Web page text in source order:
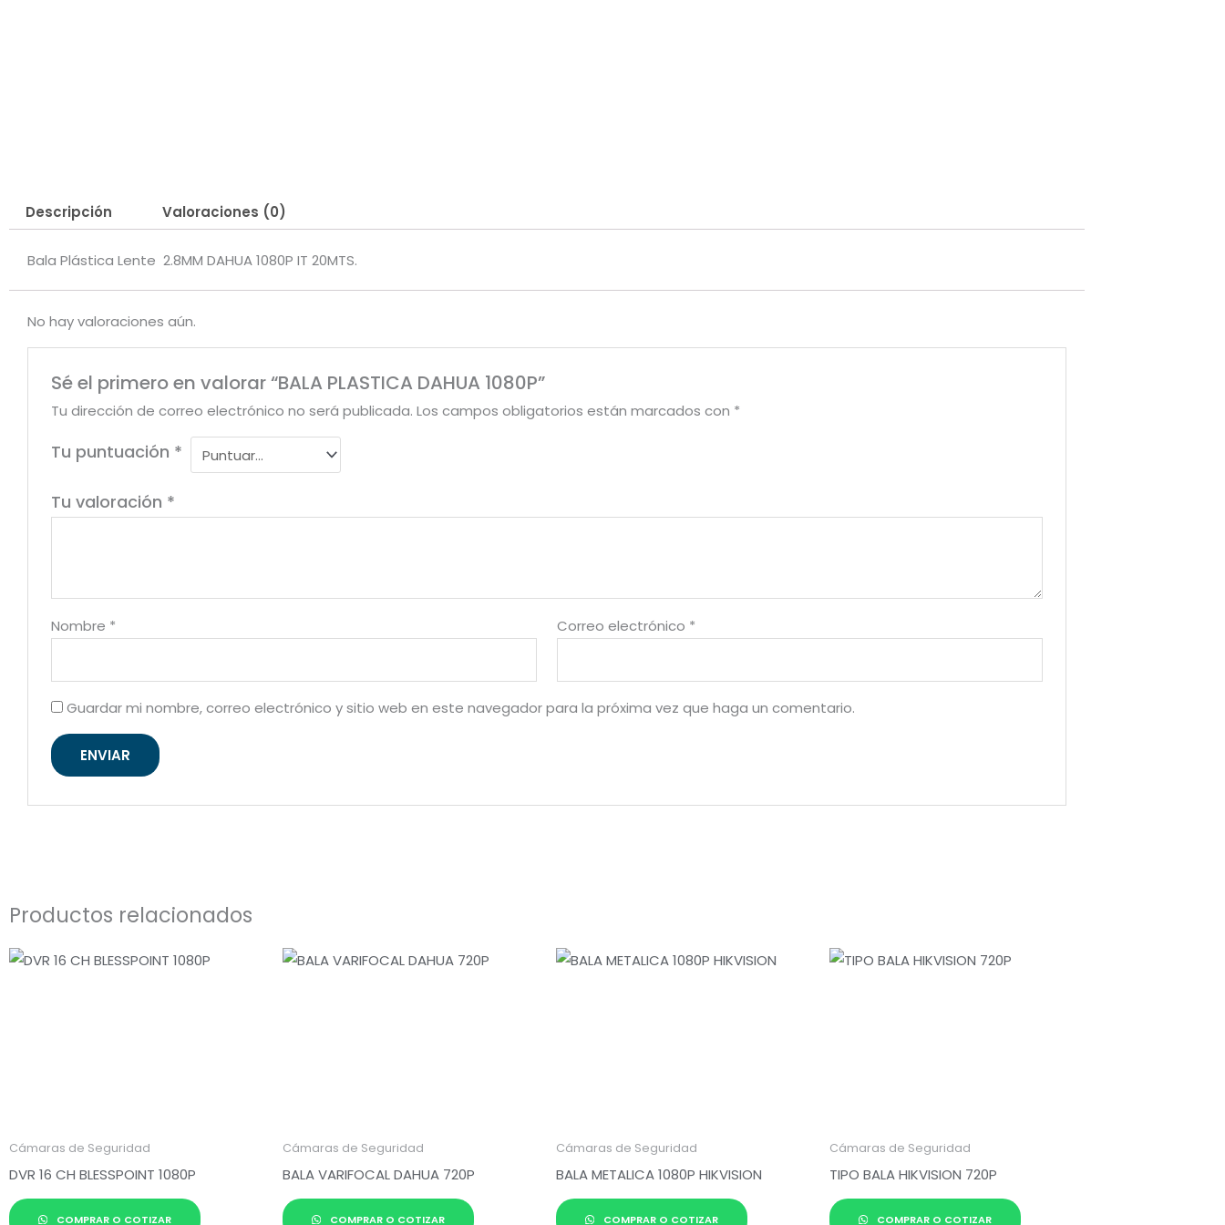
Descripción Valoraciones (0)
Bala Plástica Lente 2.8MM DAHUA 1080P IT 20MTS.
No hay valoraciones aún.
Sé el primero en valorar “BALA PLASTICA DAHUA 1080P”
Tu dirección de correo electrónico no será publicada. Los campos obligatorios están marcados con *
Tu puntuación *
Tu valoración *
Nombre * Correo electrónico *
Guardar mi nombre, correo electrónico y sitio web en este navegador para la próxima vez que haga un comentario.
Productos relacionados
Cámaras de Seguridad
DVR 16 CH BLESSPOINT 1080P
COMPRAR O COTIZAR
Cámaras de Seguridad
BALA VARIFOCAL DAHUA 720P
COMPRAR O COTIZAR
Cámaras de Seguridad
BALA METALICA 1080P HIKVISION
COMPRAR O COTIZAR
Cámaras de Seguridad
TIPO BALA HIKVISION 720P
COMPRAR O COTIZAR